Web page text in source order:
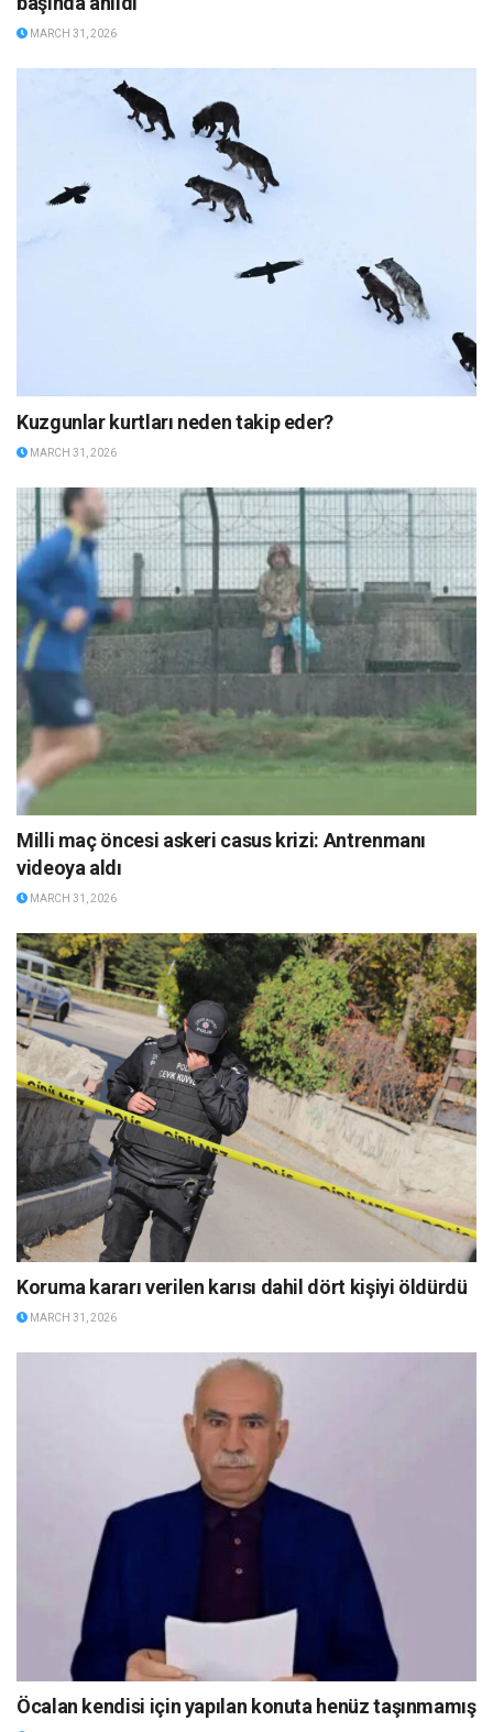
MARCH 31, 2026
Kuzgunlar kurtları neden takip eder?
MARCH 31, 2026
Milli maç öncesi askeri casus krizi: Antrenmanı
videoya aldı
MARCH 31, 2026
Koruma kararı verilen karısı dahil dört kişiyi öldürdü
MARCH 31, 2026
Öcalan kendisi için yapılan konuta henüz taşınmamış